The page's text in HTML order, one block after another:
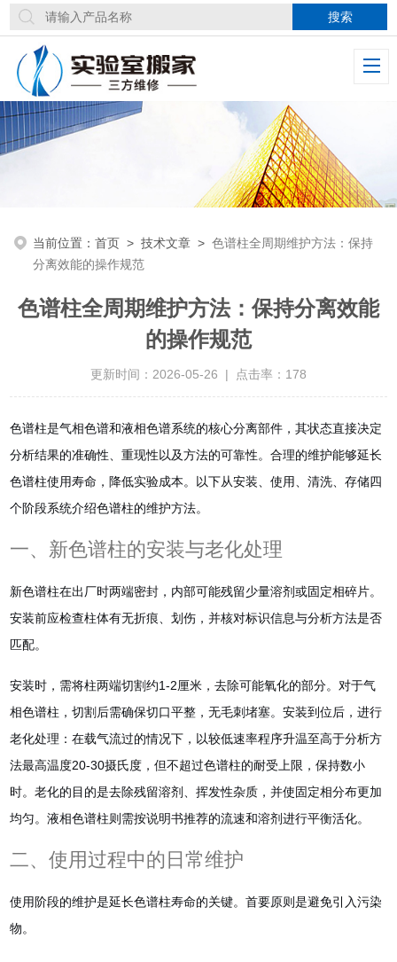
当前位置：首页 >技术文章 >色谱柱全周期维护方法：保持
分离效能的操作规范
色谱柱全周期维护方法：保持分离效能
的操作规范
更新时间：2026-05-26 | 点击率：178
色谱柱是气相色谱和液相色谱系统的核心分离部件，其状态直接决定
分析结果的准确性、重现性以及方法的可靠性。合理的维护能够延长
色谱柱使用寿命，降低实验成本。以下从安装、使用、清洗、存储四
个阶段系统介绍色谱柱的维护方法。
一、新色谱柱的安装与老化处理
新色谱柱在出厂时两端密封，内部可能残留少量溶剂或固定相碎片。
安装前应检查柱体有无折痕、划伤，并核对标识信息与分析方法是否
匹配。
安装时，需将柱两端切割约1-2厘米，去除可能氧化的部分。对于气
相色谱柱，切割后需确保切口平整，无毛刺堵塞。安装到位后，进行
老化处理：在载气流过的情况下，以较低速率程序升温至高于分析方
法最高温度20-30摄氏度，但不超过色谱柱的耐受上限，保持数小
时。老化的目的是去除残留溶剂、挥发性杂质，并使固定相分布更加
均匀。液相色谱柱则需按说明书推荐的流速和溶剂进行平衡活化。
二、使用过程中的日常维护
使用阶段的维护是延长色谱柱寿命的关键。首要原则是避免引入污染
物。